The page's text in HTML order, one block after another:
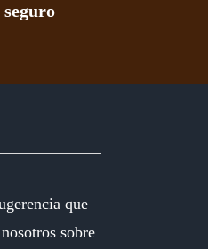
seguro
que
sobre